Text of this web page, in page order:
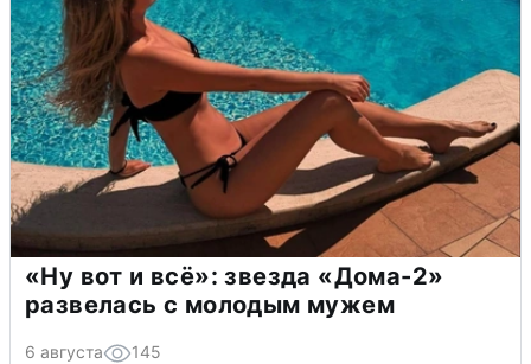
«Ну вот и всё»: звезда «Дома-2»
развелась с молодым мужем
6 августа 145